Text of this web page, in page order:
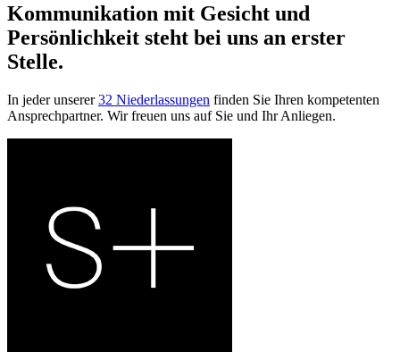
Kommunikation mit Gesicht und
Persönlichkeit steht bei uns an erster
Stelle.
In jeder unserer32 Niederlassungen finden Sie Ihren kompetenten
Ansprechpartner. Wir freuen uns auf Sie und Ihr Anliegen.